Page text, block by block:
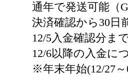
通年で発送可能（
決済確認から30日
12/5入金確認分ま
12/6以降の入金に
※年末年始(12/27